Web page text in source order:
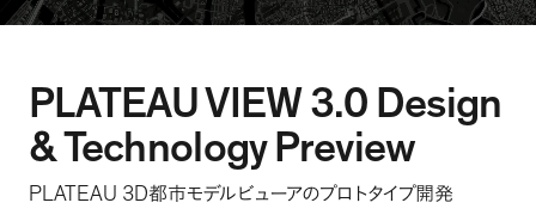
PLATEAU VIEW 3.0 Design
& Technology Preview
PLATEAU 3D都市モデルビューアのプロトタイプ開発